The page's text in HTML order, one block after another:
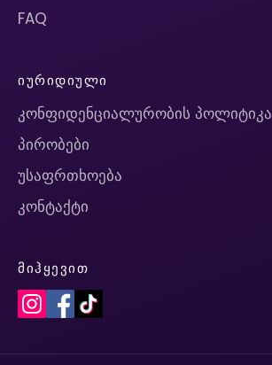
FAQ
ᲘᲣᲠᲘᲓᲘᲣᲚᲘ
კონფიდენციალურობის პოლიტიკა
პირობები
უსაფრთხოება
კონტაქტი
ᲛᲘᲰᲧᲔᲕᲘᲗ